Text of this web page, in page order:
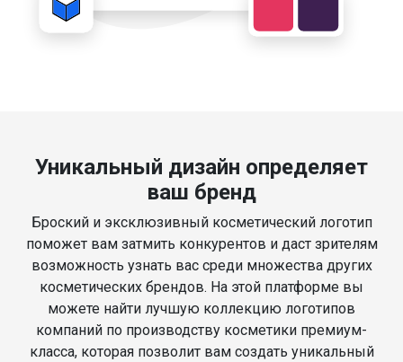
Уникальный дизайн определяет
ваш бренд
Броский и эксклюзивный косметический логотип
поможет вам затмить конкурентов и даст зрителям
возможность узнать вас среди множества других
косметических брендов. На этой платформе вы
можете найти лучшую коллекцию логотипов
компаний по производству косметики премиум-
класса, которая позволит вам создать уникальный